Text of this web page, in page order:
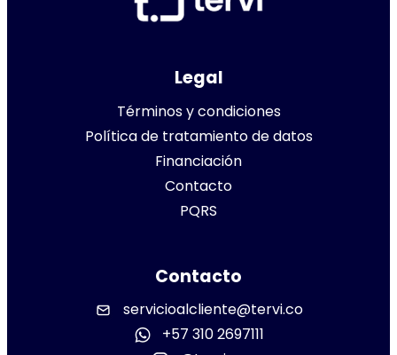
Legal
Términos y condiciones
Política de tratamiento de datos
Financiación
Contacto
PQRS
Contacto
servicioalcliente@tervi.co
+57 310 2697111